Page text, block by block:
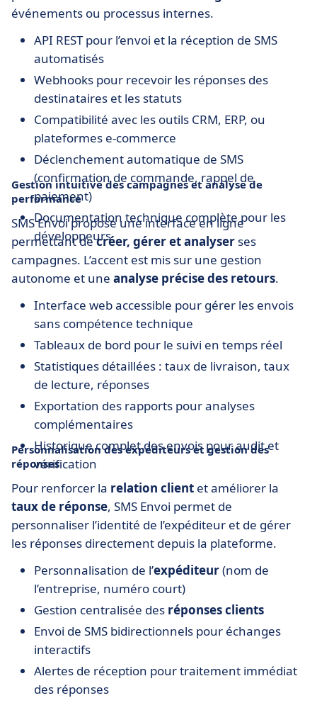
événements ou processus internes.
API REST pour l’envoi et la réception de SMS
automatisés
Webhooks pour recevoir les réponses des
destinataires et les statuts
Compatibilité avec les outils CRM, ERP, ou
plateformes e-commerce
Déclenchement automatique de SMS
(confirmation de commande, rappel de
paiement)
Documentation technique complète pour les
développeurs
Gestion intuitive des campagnes et analyse de
performance
SMS Envoi propose une interface en ligne
permettant decréer, gérer et analyser ses
campagnes. L’accent est mis sur une gestion
autonome et une analyse précise des retours.
Interface web accessible pour gérer les envois
sans compétence technique
Tableaux de bord pour le suivi en temps réel
Statistiques détaillées : taux de livraison, taux
de lecture, réponses
Exportation des rapports pour analyses
complémentaires
Historique complet des envois pour audit et
vérification
Personnalisation des expéditeurs et gestion des
réponses
Pour renforcer la relation client et améliorer la
taux de réponse, SMS Envoi permet de
personnaliser l’identité de l’expéditeur et de gérer
les réponses directement depuis la plateforme.
Personnalisation de l’expéditeur(nom de
l’entreprise, numéro court)
Gestion centralisée des réponses clients
Envoi de SMS bidirectionnels pour échanges
interactifs
Alertes de réception pour traitement immédiat
des réponses